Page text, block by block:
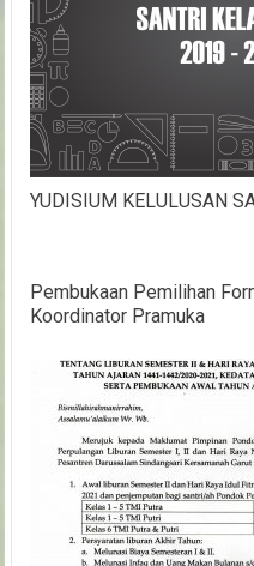
YUDISIUM KELULUSAN
Pembukaan Pemilihan
Koordinator Pramuka